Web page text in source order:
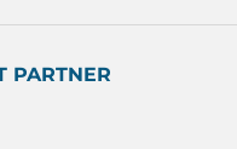
PARTNER